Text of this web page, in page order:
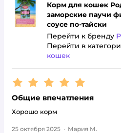
Корм для кошек
заморские паучи
соусе по-тайски
Перейти к бренду
Перейти в
кошек
Рейтинг:5
Общие впечатления
Хорошо корм
25 октября 2025 · Мария М.